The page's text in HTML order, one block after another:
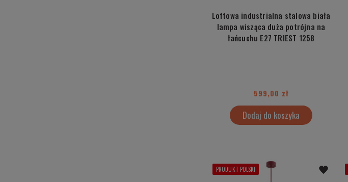
Loftowa industrialna stalowa biała
lampa wisząca duża potrójna na
łańcuchu E27 TRIEST 1258
599,00 zł
Dodaj do koszyka
PRODUKT POLSKI